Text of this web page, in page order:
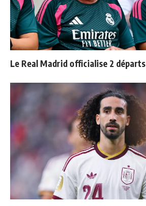
Le Real Madrid officialise 2 départs